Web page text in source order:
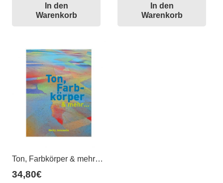
In den
Warenkorb
In den
Warenkorb
Ton, Farbkörper & mehr…
34,80€